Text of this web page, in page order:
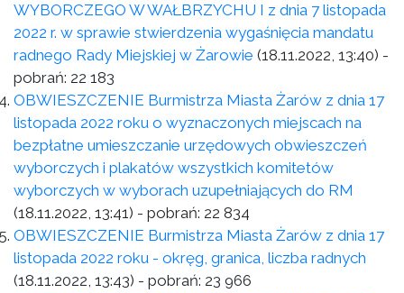
WYBORCZEGO W WAŁBRZYCHU I z dnia 7 listopada
2022 r. w sprawie stwierdzenia wygaśnięcia mandatu
radnego Rady Miejskiej w Żarowie (18.11.2022, 13:40) -
pobrań: 22 183
OBWIESZCZENIE Burmistrza Miasta Żarów z dnia 17
listopada 2022 roku o wyznaczonych miejscach na
bezpłatne umieszczanie urzędowych obwieszczeń
wyborczych i plakatów wszystkich komitetów
wyborczych w wyborach uzupełniających do RM
(18.11.2022, 13:41) - pobrań: 22 834
OBWIESZCZENIE Burmistrza Miasta Żarów z dnia 17
listopada 2022 roku - okręg, granica, liczba radnych
(18.11.2022, 13:43) - pobrań: 23 966